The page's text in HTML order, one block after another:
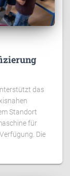
das
Standort
für
Die